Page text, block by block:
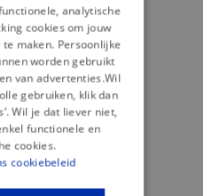
analytische
cookies om jouw
maken. Persoonlijke
worden gebruikt
van advertenties.Wil
gebruiken, klik dan
Wil je dat liever niet,
functionele en
cookies.
cookiebeleid